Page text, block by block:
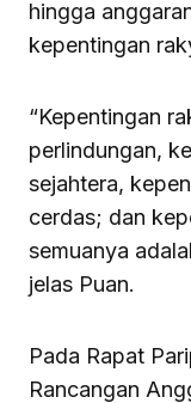
hingga
kepentingan
“Kepentingan
perlindungan,
sejahtera,
cerdas; dan
semuanya
jelas Puan.
Pada Rapat
Rancangan